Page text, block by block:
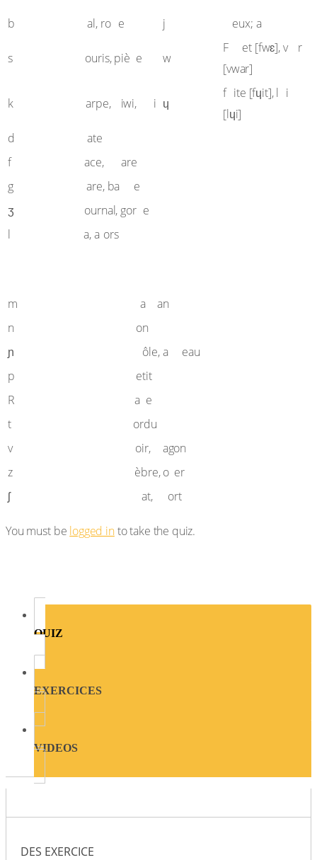
b
bal, rob e j eux; ail
s ouris, piè e w
Fou et [fwɛ], voi r
[vwar]
k carpe, iwi, i ɥ
fu ite [fɥit], l i
[lɥi]
d
date
f
face,
are
g
gare, ba
e
ʒ
ournal, gorg e
l
la, al ors
m ma man
n
on
ɲ
ôle, agn eau
p
etit
R
ra e
t
ordu
v
oir,
agon
z
èbre, o er
ʃ
chat, ort
You must be logged into take the quiz.
QUIZ
EXERCICES
VIDEOS
DES EXERCICE